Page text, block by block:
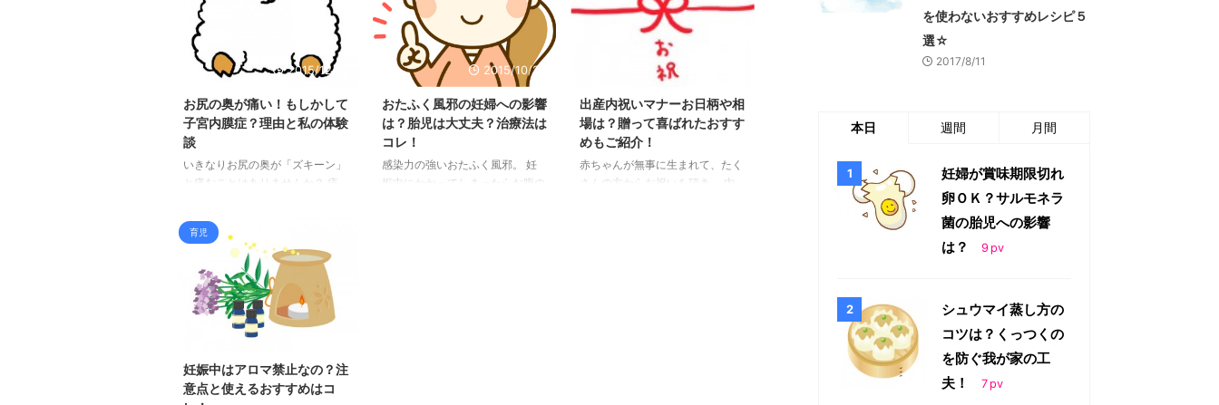
に赤ちゃんのアトピー 対策が出
来るか、というお話をします。
アトピーの原因も詳しく紹介しま
す。 赤ちゃんアトピーの原因 妊
娠中の対策はできるの？ ■アトピ
ー性皮膚炎とは？ アトピーの言
葉の意味はアレルギー性の 喘
息・皮膚炎・じんましんを 起こ
しやすい体質のことを言います。
ここでは、アトピー性皮膚炎のお
速に拡大しており、 これまでに
25か国と地域に広がっています。
同じ蚊を媒介した2014年にあった
テング熱は 感染した人の2～4割
が高熱、筋肉痛などを引き起こし
重症化することも危惧されました
が、 日本国内では地道な駆除作
業により 流行することが防げま
体制の改善や、 診断方法やワク
時 義両親にはいつ連絡する？分
娩に立ち会うのを阻止するには？
など体験談を交えながらお伝えし
たいと思います。
2015/12/16
お尻の奥が痛い！もしかして
子宮内膜症？理由と私の体験
談
いきなりお尻の奥が「ズキーン」
と痛むことはありませんか？ 痔
汗をかくほど。 恥ずかしい場所
なのでなかなか人に相談できない
事ですが、 実は女性の場合、子
宮系の病気が隠れていることもあ
るのです。 私が痛みを感じてか
ら病院へ行き検査をした結果や、
婦人科の先生から教えていただい
ご覧になってください。
2015/10/24
おたふく風邪の妊婦への影響
は？胎児は大丈夫？治療法は
コレ！
感染力の強いおたふく風邪。 妊
娠中にかかってしまったらお腹の
出産内祝いマナーお日柄や相
場は？贈って喜ばれたおすす
めもご紹介！
赤ちゃんが無事に生まれて、たく
さんの方からお祝いを頂き、 内
育児
妊娠中はアロマ禁止なの？注
意点と使えるおすすめはコ
を使わないおすすめレシピ５
選☆
2017/8/11
本日 週間 月間
妊婦が賞味期限切れ
卵ＯＫ？サルモネラ
菌の胎児への影響
は？
9 pv
シュウマイ蒸し方の
コツは？くっつくの
を防ぐ我が家の工
夫！
7 pv